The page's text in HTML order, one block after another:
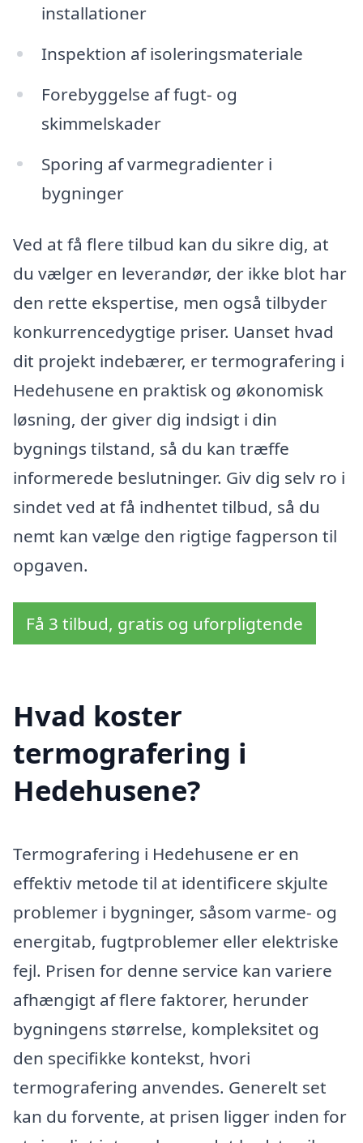
installationer
Inspektion af isoleringsmateriale
Forebyggelse af fugt- og
skimmelskader
Sporing af varmegradienter i
bygninger
Ved at få flere tilbud kan du sikre dig, at
du vælger en leverandør, der ikke blot har
den rette ekspertise, men også tilbyder
konkurrencedygtige priser. Uanset hvad
dit projekt indebærer, er termografering i
Hedehusene en praktisk og økonomisk
løsning, der giver dig indsigt i din
bygnings tilstand, så du kan træffe
informerede beslutninger. Giv dig selv ro i
sindet ved at få indhentet tilbud, så du
nemt kan vælge den rigtige fagperson til
opgaven.
Få 3 tilbud, gratis og uforpligtende
Hvad koster
termografering i
Hedehusene?
Termografering i Hedehusene er en
effektiv metode til at identificere skjulte
problemer i bygninger, såsom varme- og
energitab, fugtproblemer eller elektriske
fejl. Prisen for denne service kan variere
afhængigt af flere faktorer, herunder
bygningens størrelse, kompleksitet og
den specifikke kontekst, hvori
termografering anvendes. Generelt set
kan du forvente, at prisen ligger inden for